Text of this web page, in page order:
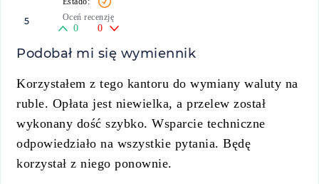
5 Oceń recenzję
0 0
Podobał mi się wymiennik
Korzystałem z tego kantoru do wymiany waluty na
ruble. Opłata jest niewielka, a przelew został
wykonany dość szybko. Wsparcie techniczne
odpowiedziało na wszystkie pytania. Będę
korzystał z niego ponownie.